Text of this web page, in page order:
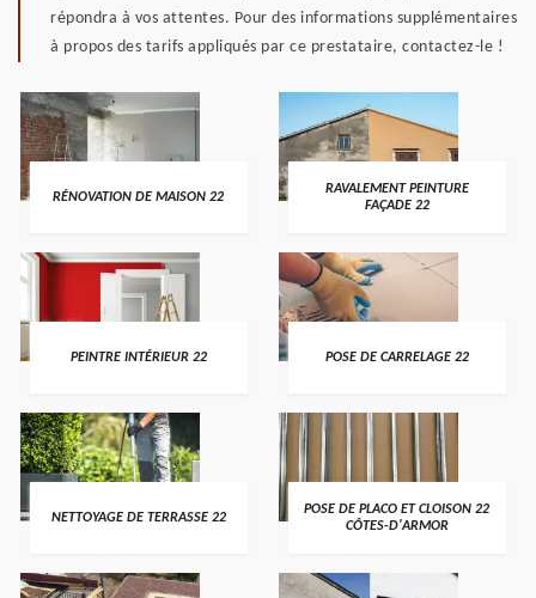
répondra à vos attentes. Pour des informations supplémentaires
à propos des tarifs appliqués par ce prestataire, contactez-le !
RÉNOVATION DE MAISON 22
RAVALEMENT PEINTURE
FAÇADE 22
PEINTRE INTÉRIEUR 22 POSE DE CARRELAGE 22
NETTOYAGE DE TERRASSE 22
POSE DE PLACO ET CLOISON 22
CÔTES-D'ARMOR